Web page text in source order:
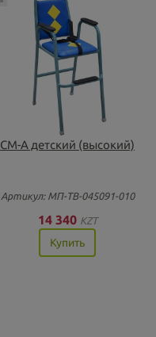
СМ-А детский (высокий)
Артикул: МП-ТВ-045091-010
14 340 KZT
Купить